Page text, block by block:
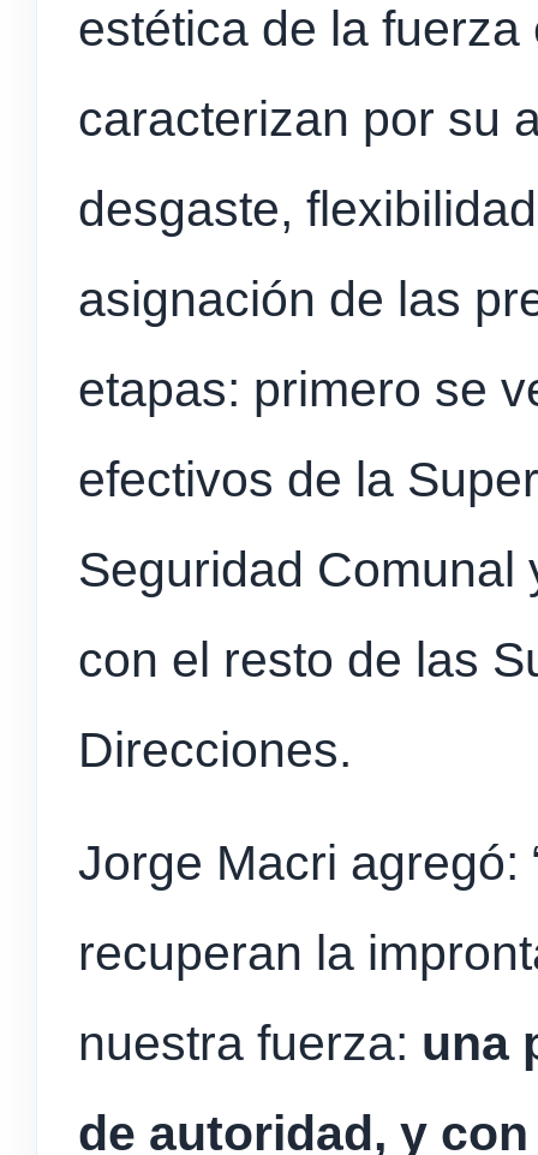
estética de la
caracterizan por su
desgaste,
asignación de las
etapas: primero se
efectivos de la
Seguridad Comunal
con el resto de las
Direcciones.
Jorge Macri agregó:
recuperan la
nuestra fuerza: una
de autoridad, y